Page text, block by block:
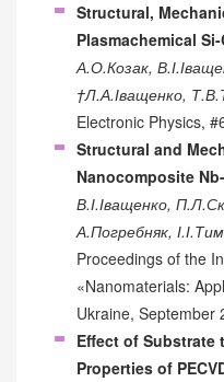
Structural,
Plasmachemical
А.О.Козак,
†Л.А.Іващенко,
Electronic Physics,
Structural and
Nanocomposite
В.І.Іващенко,
А.Погребняк,
Proceedings of the
«Nanomaterials:
Ukraine, September
Effect of Substrate
Properties of